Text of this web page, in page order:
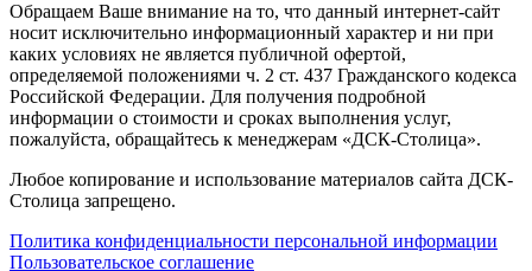
Обращаем Ваше внимание на то, что данный интернет-сайт
носит исключительно информационный характер и ни при
каких условиях не является публичной офертой,
определяемой положениями ч. 2 ст. 437 Гражданского кодекса
Российской Федерации. Для получения подробной
информации о стоимости и сроках выполнения услуг,
пожалуйста, обращайтесь к менеджерам «ДСК-Столица».
Любое копирование и использование материалов сайта ДСК-
Столица запрещено.
Политика конфиденциальности персональной информации
Пользовательское соглашение